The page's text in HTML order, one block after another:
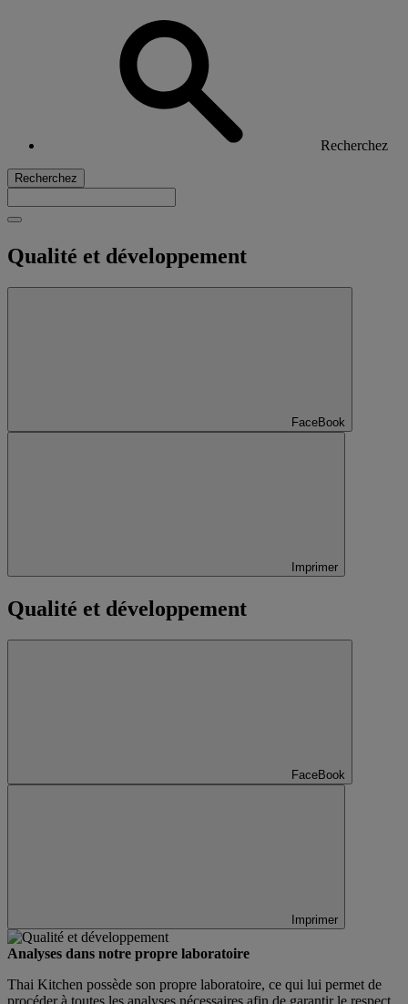
Recherchez
Recherchez
Qualité et développement
FaceBook
Imprimer
Qualité et développement
FaceBook
Imprimer
Analyses dans notre propre laboratoire
Thai Kitchen possède son propre laboratoire, ce qui lui permet de
procéder à toutes les analyses nécessaires afin de garantir le respect